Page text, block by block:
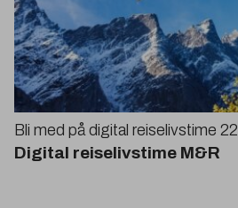
Bli med på digital reiselivstime 22
Digital reiselivstime M&R